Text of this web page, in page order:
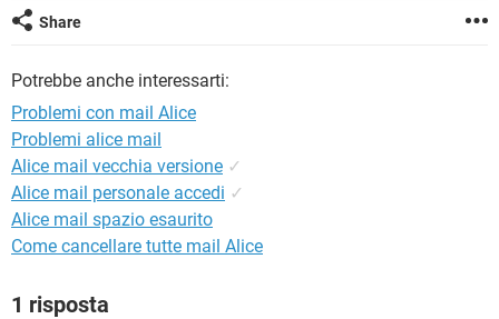
HARDWARE
TIKTOK
Share
Potrebbe anche interessarti:
Problemi con mail Alice
Problemi alice mail
Alice mail vecchia versione ✓
Alice mail personale accedi ✓
Alice mail spazio esaurito
Come cancellare tutte mail Alice
1 risposta